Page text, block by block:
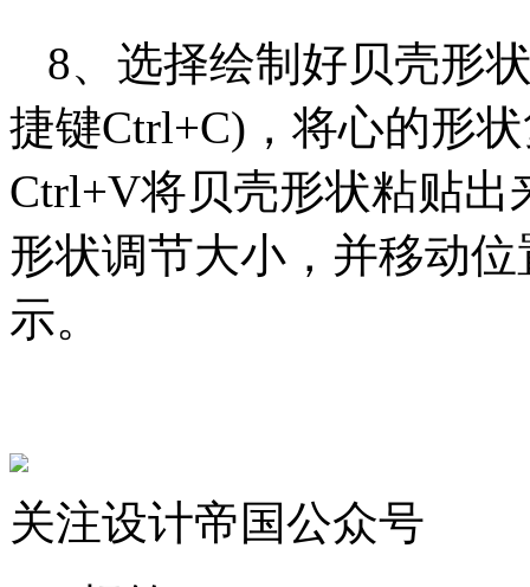
8、选择绘制好贝壳形
捷键Ctrl+C)，将心的形
Ctrl+V将贝壳形状粘贴
形状调节大小，并移动
示。
关注设计帝国公众号